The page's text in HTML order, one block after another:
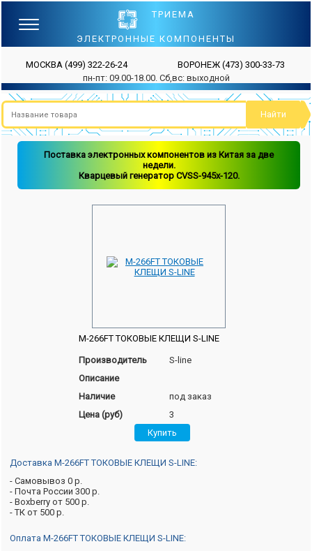
ТРИЕМА
ЭЛЕКТРОННЫЕ КОМПОНЕНТЫ
МОСКВА (499) 322-26-24 ВОРОНЕЖ (473) 300-33-73
пн-пт: 09.00-18.00. Сб,вс: выходной
Поставка электронных компонентов из Китая за две
недели.
Кварцевый генератор CVSS-945x-120.
M-266FT ТОКОВЫЕ КЛЕЩИ S-LINE
Производитель
S-line
Описание
Наличие
под заказ
Цена (руб)
3
Доставка M-266FT ТОКОВЫЕ КЛЕЩИ S-LINE:
- Самовывоз 0 р.
- Почта России 300 р.
- Boxberry от 500 р.
- ТК от 500 р.
Оплата M-266FT ТОКОВЫЕ КЛЕЩИ S-LINE: